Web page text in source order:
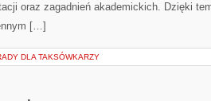
oraz zagadnień akademickich. Dzięki
[…]
DLA TAKSÓWKARZY